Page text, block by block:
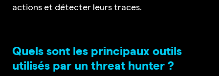
actions et détecter leurs traces.
Quels sont les principaux outils
utilisés par un threat hunter ?